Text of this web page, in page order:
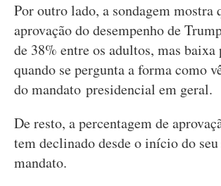
Por outro lado, a sondagem mostra
aprovação do desempenho de
de 38% entre os adultos, mas baixa
quando se pergunta a forma como
do mandato presidencial em geral.
De resto, a percentagem de
tem declinado desde o início do seu
mandato.